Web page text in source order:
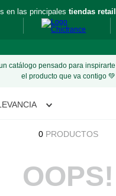
en las principales tiendas retail
catálogo pensado para
el producto que va contigo 💚
0 PRODUCTOS
OOPS!